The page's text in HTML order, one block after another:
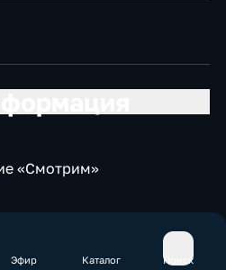
Эфир Каталог Поиск
«Смотрим»